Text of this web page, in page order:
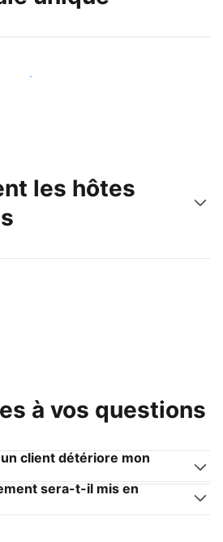
clientèle dès aujourd'hui
les hôtes
à vos questions
client détériore mon
sera-t-il mis en